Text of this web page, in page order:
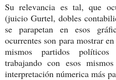
Su relevancia es tal, que
(juicio Gurtel, dobles
se parapetan en esos
ocurrentes son para mostrar
mismos partidos políticos
trabajando con esos
interpretación númerica más